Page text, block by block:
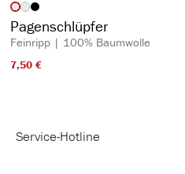
Artikelfarbe
(Diese Option ist zurzeit nicht verfügbar.)
Pagenschlüpfer
Feinripp | 100% Baumwolle
7,50 €​
Service-Hotline